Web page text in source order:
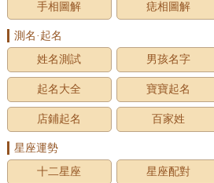
手相圖解 痣相圖解
測名·起名
姓名測試
男孩名字
起名大全 寶寶起名
店鋪起名 百家姓
星座運勢
十二星座
星座配對